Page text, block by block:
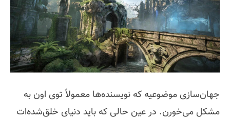
جهان‌سازی موضوعیه که نویسنده‌ها معمولاً توی اون به
مشکل می‌خورن. در عین حالی که باید دنیای خلق‌شده‌ات